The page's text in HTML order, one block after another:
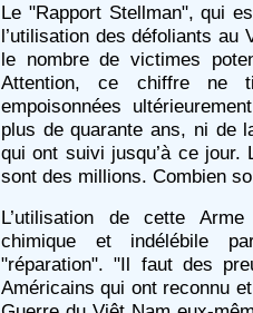
Le "Rapport Stellman", qui
l’utilisation des défoliants au
le nombre de victimes
Attention, ce chiffre ne
empoisonnées
plus de quarante ans, ni de
qui ont suivi jusqu’à ce
sont des millions. Combien
L’utilisation de cette
chimique et indélébile
"réparation". "Il faut des
Américains qui ont reconnu